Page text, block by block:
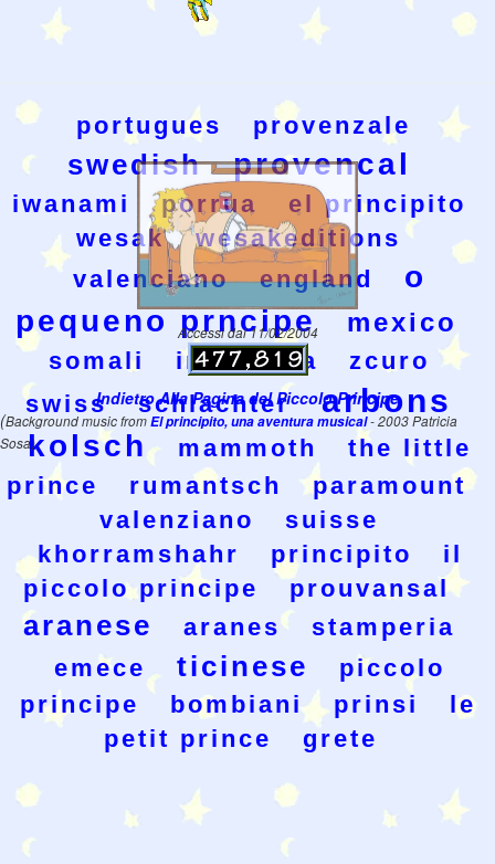
portugues provenzale
swedish provencal
iwanami porrua
el principito
wesak
wesakeditions
valenciano
england
o
pequeno prncipe
mexico
somali inglaterra
zcuro
swiss
schlachter arbons
kolsch mammoth
the little
prince
rumantsch
paramount
valenziano
suisse
khorramshahr
principito
il
piccolo principe
prouvansal
aranese aranes
stamperia
emece
ticinese
piccolo
principe
bombiani prinsi
le
petit prince
grete
Accessi dal 11/02/2004
Indietro Alla Pagina del Piccolo Principe
(Background music fromEl principito, una aventura musical- 2003 Patricia
Sosa)